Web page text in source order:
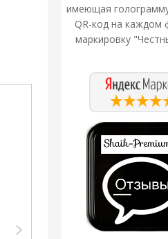
имеющая
QR-код на каждом
маркировку
Парфюмерия Silvana
Silvana W423 Emporio